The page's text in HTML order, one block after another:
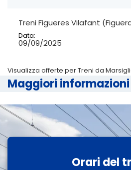
Treni Figueres Vilafant
Data:
09/09/2025
Visualizza offerte per Treni da
Maggiori
Orari del